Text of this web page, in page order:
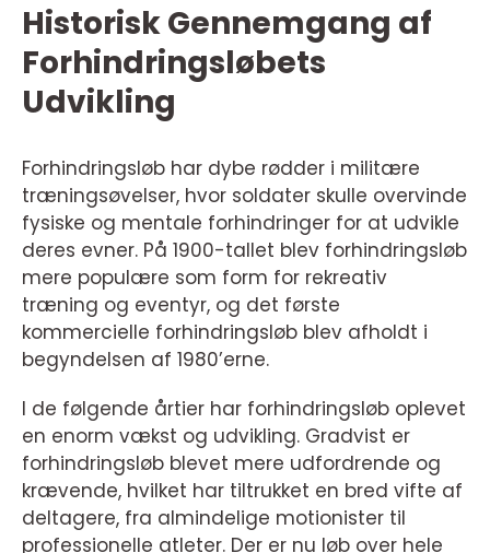
Historisk Gennemgang af
Forhindringsløbets
Udvikling
Forhindringsløb har dybe rødder i militære
træningsøvelser, hvor soldater skulle overvinde
fysiske og mentale forhindringer for at udvikle
deres evner. På 1900-tallet blev forhindringsløb
mere populære som form for rekreativ
træning og eventyr, og det første
kommercielle forhindringsløb blev afholdt i
begyndelsen af 1980’erne.
I de følgende årtier har forhindringsløb oplevet
en enorm vækst og udvikling. Gradvist er
forhindringsløb blevet mere udfordrende og
krævende, hvilket har tiltrukket en bred vifte af
deltagere, fra almindelige motionister til
professionelle atleter. Der er nu løb over hele